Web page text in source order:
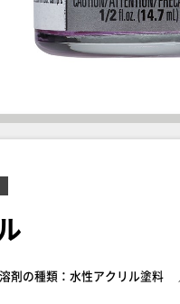
溶剤の種類：水性アクリル塗料